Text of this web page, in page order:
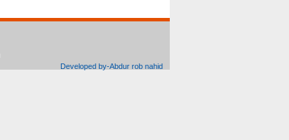
Developed by-Abdur rob nahid